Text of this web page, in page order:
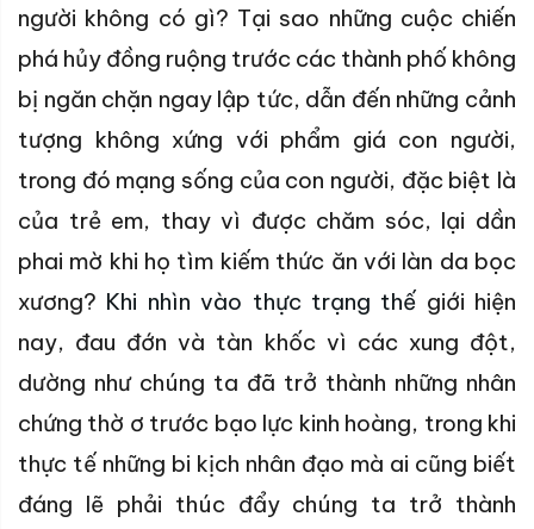
người không có gì? Tại sao những cuộc chiến
phá hủy đồng ruộng trước các thành phố không
bị ngăn chặn ngay lập tức, dẫn đến những cảnh
tượng không xứng với phẩm giá con người,
trong đó mạng sống của con người, đặc biệt là
của trẻ em, thay vì được chăm sóc, lại dần
phai mờ khi họ tìm kiếm thức ăn với làn da bọc
xương? Khi nhìn vào thực trạng thế giới hiện
nay, đau đớn và tàn khốc vì các xung đột,
dường như chúng ta đã trở thành những nhân
chứng thờ ơ trước bạo lực kinh hoàng, trong khi
thực tế những bi kịch nhân đạo mà ai cũng biết
đáng lẽ phải thúc đẩy chúng ta trở thành